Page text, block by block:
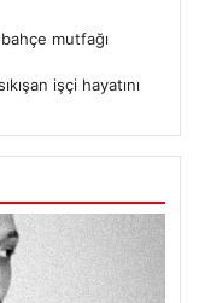
mutfağı
işçi hayatını